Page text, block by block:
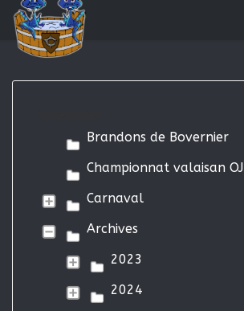
Brandons de Bovernier
Championnat valaisan OJ
Carnaval
Archives
2023
2024